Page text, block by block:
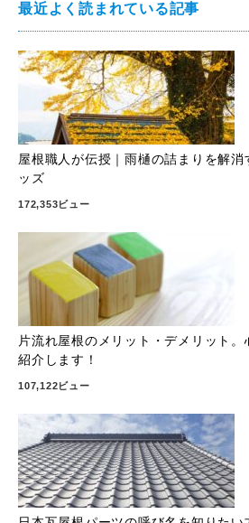
最近よく読まれている記事
屋根職人が伝授｜雨樋の詰まりを解
ッズ
172,353ビュー
片流れ屋根のメリット・デメリット
紹介します！
107,122ビュー